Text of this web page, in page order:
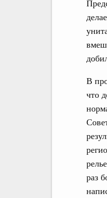
В
что
раз